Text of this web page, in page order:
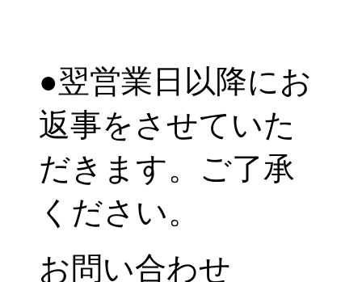
●翌営業日以降にお
返事をさせていた
だきます。ご了承
ください。
お問い合わせ